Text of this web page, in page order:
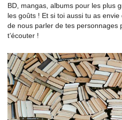
BD, mangas, albums pour les plus
les goûts ! Et si toi aussi tu as
de nous parler de tes personnages
t’écouter !